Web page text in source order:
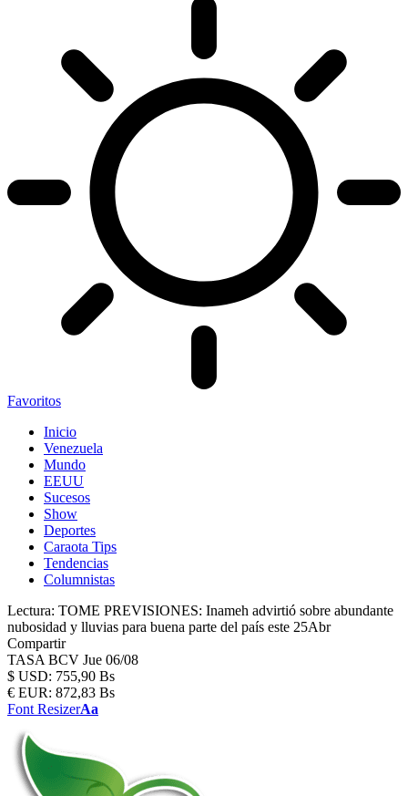
Favoritos
Inicio
Venezuela
Mundo
EEUU
Sucesos
Show
Deportes
Caraota Tips
Tendencias
Columnistas
Lectura: TOME PREVISIONES: Inameh advirtió sobre abundante
nubosidad y lluvias para buena parte del país este 25Abr
Compartir
TASA BCV Jue 06/08
$ USD: 755,90 Bs
€ EUR: 872,83 Bs
Font ResizerAa